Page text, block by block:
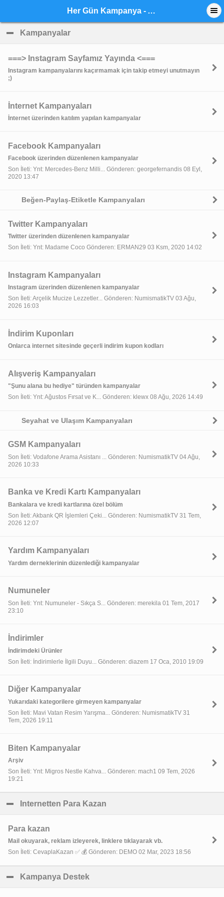
Her Gün Kampanya - Anasayfa
Kampanyalar
===> Instagram Sayfamız Yayında <===
Instagram kampanyalarını kaçırmamak için takip etmeyi unutmayın
;)
İnternet Kampanyaları
İnternet üzerinden katılım yapılan kampanyalar
Facebook Kampanyaları
Facebook üzerinden düzenlenen kampanyalar
Son İleti: Ynt: Mercedes-Benz Milli... Gönderen: georgefernandis 08 Eyl,
2020 13:47
Beğen-Paylaş-Etiketle Kampanyaları
Twitter Kampanyaları
Twitter üzerinden düzenlenen kampanyalar
Son İleti: Ynt: Madame Coco Gönderen: ERMAN29 03 Ksm, 2020 14:02
Instagram Kampanyaları
Instagram üzerinden düzenlenen kampanyalar
Son İleti: Arçelik Mucize Lezzetler... Gönderen: NumismatikTV 03 Ağu,
2026 16:03
İndirim Kuponları
Onlarca internet sitesinde geçerli indirim kupon kodları
Alışveriş Kampanyaları
"Şunu alana bu hediye" türünden kampanyalar
Son İleti: Ynt: Ağustos Fırsat ve K... Gönderen: klewx 08 Ağu, 2026 14:49
Seyahat ve Ulaşım Kampanyaları
GSM Kampanyaları
Son İleti: Vodafone Arama Asistanı ... Gönderen: NumismatikTV 04 Ağu,
2026 10:33
Banka ve Kredi Kartı Kampanyaları
Bankalara ve kredi kartlarına özel bölüm
Son İleti: Akbank QR İşlemleri Çeki... Gönderen: NumismatikTV 31 Tem,
2026 12:07
Yardım Kampanyaları
Yardım derneklerinin düzenlediği kampanyalar
Numuneler
Son İleti: Ynt: Numuneler - Sıkça S... Gönderen: merekila 01 Tem, 2017
23:10
İndirimler
İndirimdeki Ürünler
Son İleti: İndirimlerle İlgili Duyu... Gönderen: diazem 17 Oca, 2010 19:09
Diğer Kampanyalar
Yukarıdaki kategorilere girmeyen kampanyalar
Son İleti: Mavi Vatan Resim Yarışma... Gönderen: NumismatikTV 31
Tem, 2026 19:11
Biten Kampanyalar
Arşiv
Son İleti: Ynt: Migros Nestle Kahva... Gönderen: mach1 09 Tem, 2026
19:21
Internetten Para Kazan
Para kazan
Mail okuyarak, reklam izleyerek, linklere tıklayarak vb.
Son İleti: CevaplaKazan ✅ 💰 Gönderen: DEMO 02 Mar, 2023 18:56
Kampanya Destek